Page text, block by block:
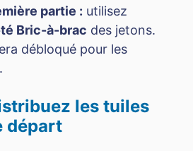
partie : utilisez
Bric-à-brac des jetons.
débloqué pour les
les tuiles
départ